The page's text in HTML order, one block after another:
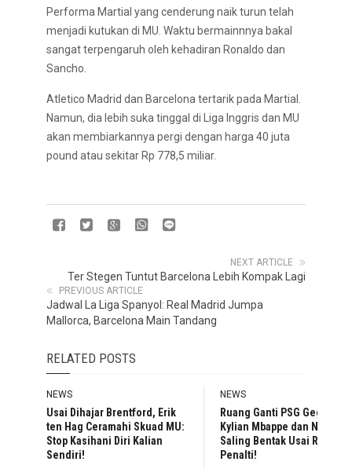
Performa Martial yang cenderung naik turun telah
menjadi kutukan di MU. Waktu bermainnnya bakal
sangat terpengaruh oleh kehadiran Ronaldo dan
Sancho.
Atletico Madrid dan Barcelona tertarik pada Martial.
Namun, dia lebih suka tinggal di Liga Inggris dan MU
akan membiarkannya pergi dengan harga 40 juta
pound atau sekitar Rp 778,5 miliar.
NEXT ARTICLE
Ter Stegen Tuntut Barcelona Lebih Kompak Lagi
PREVIOUS ARTICLE
Jadwal La Liga Spanyol: Real Madrid Jumpa
Mallorca, Barcelona Main Tandang
RELATED POSTS
NEWS
Usai Dihajar Brentford, Erik
ten Hag Ceramahi Skuad MU:
Stop Kasihani Diri Kalian
Sendiri!
NEWS
Ruang Ganti PSG Geger,
Kylian Mbappe dan Neymar
Saling Bentak Usai Rebutan
Penalti!